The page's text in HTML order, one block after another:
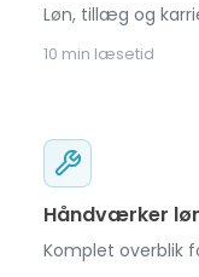
Løn, tillæg og
10 min læsetid
Håndværker
Komplet overblik